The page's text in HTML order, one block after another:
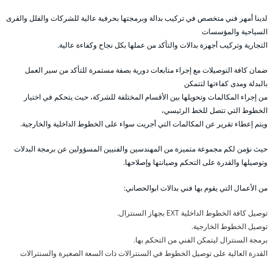
لدينا أمهر فني متخصص في تركيب بدالة وبرمجتها بحرفية عالية للشركات والفلل والقرى
السياحية والمؤسسات
التجارية وتركيب أجهزة بدالات والتأكد من عملها بكل نجاح وكفاءة عالية.
ضمان كافة التوصيلات مع إجراء متابعات دورية بصفة مستمرة للتأكد من سير العمل
بالبدلة ومدى كفاءتها لتتمكن
من إجراء المكالمات وتحويلها بين الأقسام المختلفة للشركة، حيث يتحكم في اختيار
الخطوط التي تتصل للخط الرئيسي،
ويتم إعطاء تقرير عن المكالمات التي أجريت سواء على الخطوط الداخلية والخارجية.
حيث نؤمن لكم مجموعة متميزة من المهندسين والفنيين المسؤولين عن برمجة البدلات
وتوصيلها والقدرة على التحكم وصيانتها وإصلاحها.
من الأعمال التي يقوم بها فني بدالات ابوالحصاني:
توصيل كافة الخطوط الداخلية EXT بجهاز السنترال.
توصيل الخطوط الخارجية.
برمجة السنترال ليتمكن الفني من التحكم بها.
القدرة العالية على توصيل الخطوط في السنترالات ذات السعة الصغيرة والسنترالات